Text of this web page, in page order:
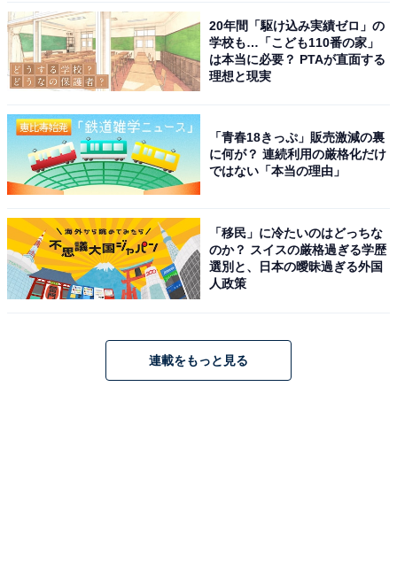
ご祝儀は結婚式費用としてあてにしてもいい？
ご祝儀の額は、たとえば友人や同僚なら3万円が相場、
親族になれば5万円以上。また、友人や同僚でも年齢が
20代前半で、学生など定期的な収入がない場合だと、2
万円ということもある。粂氏によると、招待客の顔ぶれ
でご祝儀総額は変化するので、一概には言えないだろう
が、招待客数×3万円でだいたいのご祝儀額が予想できる
という。つまり、70人規模の披露宴でご祝儀額は200万
円程度ということになる。
粂氏によると、結婚式会場への支払いは、挙式の1カ月
～1週間前くらいというところが圧倒的に多いので、い
20年間「駆け込み実績ゼロ」の
学校も…「こども110番の家」
は本当に必要？ PTAが直面する
理想と現実
「青春18きっぷ」販売激減の裏
に何が？ 連続利用の厳格化だけ
ではない「本当の理由」
「移民」に冷たいのはどっちな
のか？ スイスの厳格過ぎる学歴
選別と、日本の曖昧過ぎる外国
人政策
連載をもっと見る